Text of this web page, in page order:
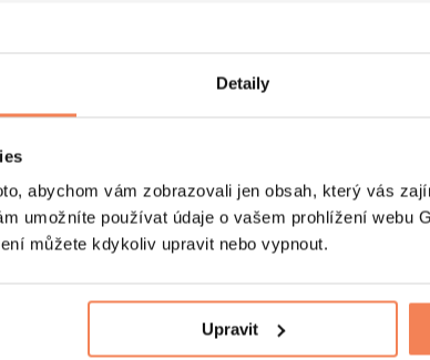
Detaily
abychom vám zobrazovali jen obsah, který vás
umožníte používat údaje o vašem prohlížení webu
můžete kdykoliv upravit nebo vypnout.
Upravit